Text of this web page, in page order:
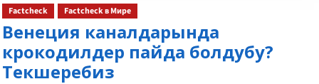
Factcheck Factcheck в Мире
Венеция каналдарында
крокодилдер пайда болдубу?
Текшеребиз